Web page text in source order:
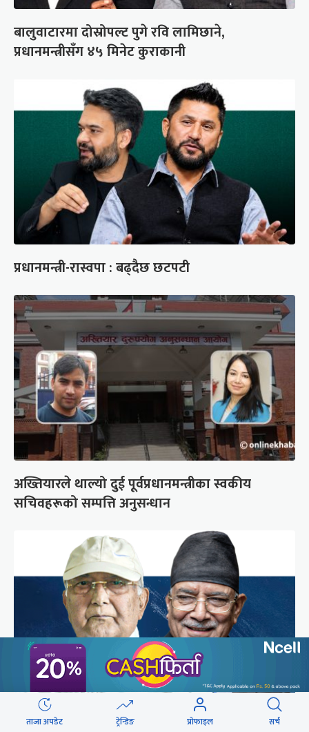
बालुवाटारमा दोस्रोपल्ट पुगे रवि लामिछाने,
प्रधानमन्त्रीसँग ४५ मिनेट कुराकानी
प्रधानमन्त्री-रास्वपा : बढ्दैछ छटपटी
अख्तियारले थाल्यो दुई पूर्वप्रधानमन्त्रीका स्वकीय
सचिवहरूको सम्पत्ति अनुसन्धान
ओली-प्रचण्डको तीन बुँदेले प्रदेशपिच्छे संकट
ताजा अपडेट ट्रेन्डिङ प्रोफाइल सर्च